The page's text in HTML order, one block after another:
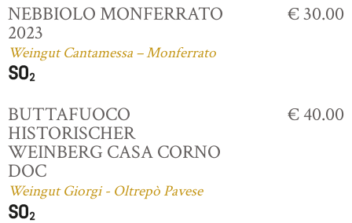
NEBBIOLO MONFERRATO
2023
Weingut Cantamessa – Monferrato
€ 30.00
BUTTAFUOCO
HISTORISCHER
WEINBERG CASA CORNO
DOC
Weingut Giorgi - Oltrepò Pavese
€ 40.00